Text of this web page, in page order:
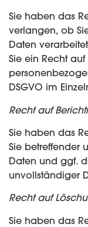
Sie haben das
verlangen, ob
Daten
Sie ein Recht
DSGVO im
Recht auf
Sie haben das
Sie betreffender
Daten und ggf.
unvollständiger
Recht auf
Sie haben das